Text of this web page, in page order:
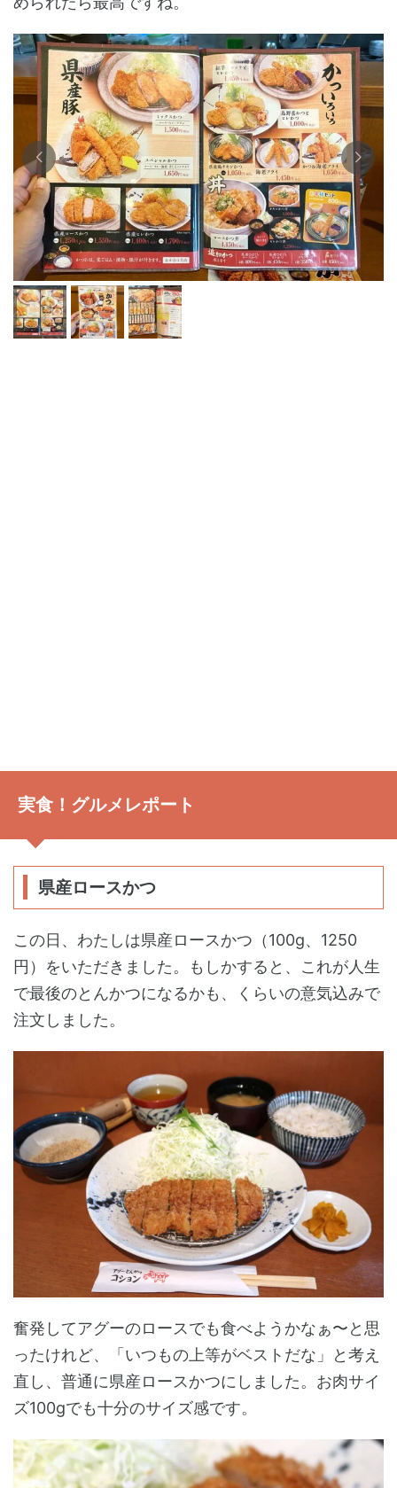
実食！グルメレポート
県産ロースかつ
この日、わたしは県産ロースかつ（100g、1250
円）をいただきました。もしかすると、これが人生
で最後のとんかつになるかも、くらいの意気込みで
注文しました。
奮発してアグーのロースでも食べようかなぁ〜と思
ったけれど、「いつもの上等がベストだな」と考え
直し、普通に県産ロースかつにしました。お肉サイ
ズ100gでも十分のサイズ感です。